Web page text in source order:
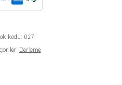
kodu: 027
Derleme